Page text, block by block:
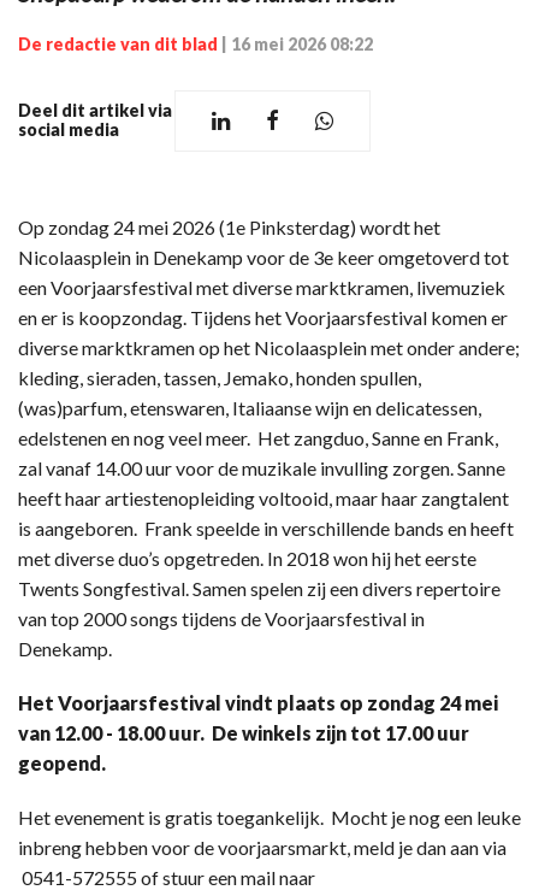
De redactie van dit blad 16 mei 2026 08:22
Deel dit artikel via
social media
Op zondag 24 mei 2026 (1e Pinksterdag) wordt het
Nicolaasplein in Denekamp voor de 3e keer omgetoverd tot
een Voorjaarsfestival met diverse marktkramen, livemuziek
en er is koopzondag. Tijdens het Voorjaarsfestival komen er
diverse marktkramen op het Nicolaasplein met onder andere;
kleding, sieraden, tassen, Jemako, honden spullen,
(was)parfum, etenswaren, Italiaanse wijn en delicatessen,
edelstenen en nog veel meer. Het zangduo, Sanne en Frank,
zal vanaf 14.00 uur voor de muzikale invulling zorgen. Sanne
heeft haar artiestenopleiding voltooid, maar haar zangtalent
is aangeboren. Frank speelde in verschillende bands en heeft
met diverse duo’s opgetreden. In 2018 won hij het eerste
Twents Songfestival. Samen spelen zij een divers repertoire
van top 2000 songs tijdens de Voorjaarsfestival in
Denekamp.
Het Voorjaarsfestival vindt plaats op zondag 24 mei
van 12.00 - 18.00 uur. De winkels zijn tot 17.00 uur
geopend.
Het evenement is gratis toegankelijk. Mocht je nog een leuke
inbreng hebben voor de voorjaarsmarkt, meld je dan aan via
0541-572555 of stuur een mail naar